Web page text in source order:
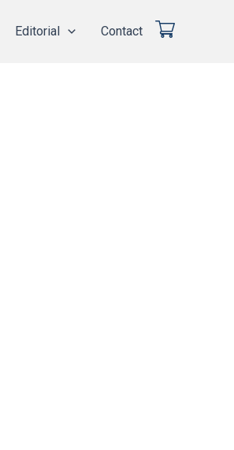
Editorial Contact